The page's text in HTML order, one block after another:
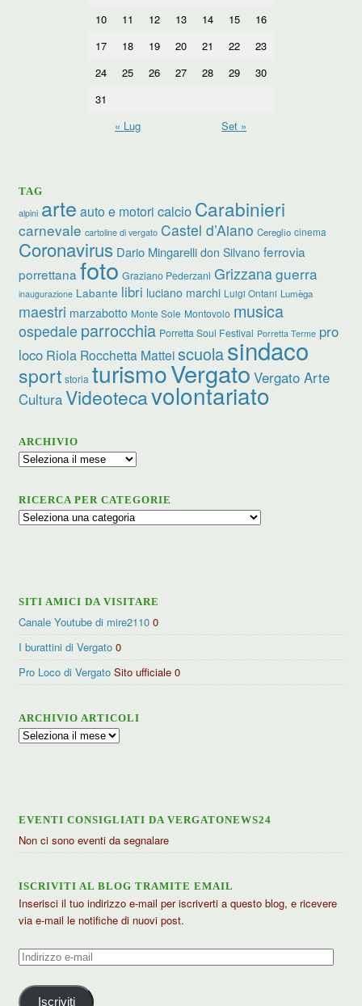
10
11 12 13 14 15
16
17
18 19 20 21 22
23
24
25 26 27 28 29
30
31
« Lug
Set »
TAG
alpini arte auto e motori calcio Carabinieri
carnevale cartoline di vergato Castel d’Aiano Cereglio cinema
Coronavirus Dario Mingarelli don Silvano ferrovia
porrettana foto Graziano Pederzani Grizzanaguerra
inaugurazione Labante libri luciano marchi Luigi Ontani Lumèga
maestri marzabotto Monte Sole Montovolo musica
ospedale parrocchia Porretta Soul Festival Porretta Terme pro
loco Riola Rocchetta Matteiscuolasindaco
sport storia turismoVergato Vergato Arte
CulturaVideotecavolontariato
ARCHIVIO
Archivio
RICERCA PER CATEGORIE
Ricerca
SITI AMICI DA VISITARE
Canale Youtube di mire2110 0
I burattini di Vergato 0
Pro Loco di Vergato Sito ufficiale 0
ARCHIVIO ARTICOLI
Archivio
EVENTI CONSIGLIATI DA VERGATONEWS24
Non ci sono eventi da segnalare
ISCRIVITI AL BLOG TRAMITE EMAIL
Inserisci il tuo indirizzo e-mail per iscriverti a questo blog, e ricevere
via e-mail le notifiche di nuovi post.
Indirizzo
mail
Iscriviti